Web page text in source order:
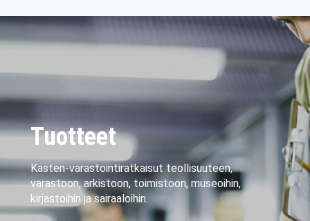
Tuotteet
Kasten-varastointiratkaisut teollisuuteen,
varastoon, arkistoon, toimistoon, museoihin,
kirjastoihin ja sairaaloihin.